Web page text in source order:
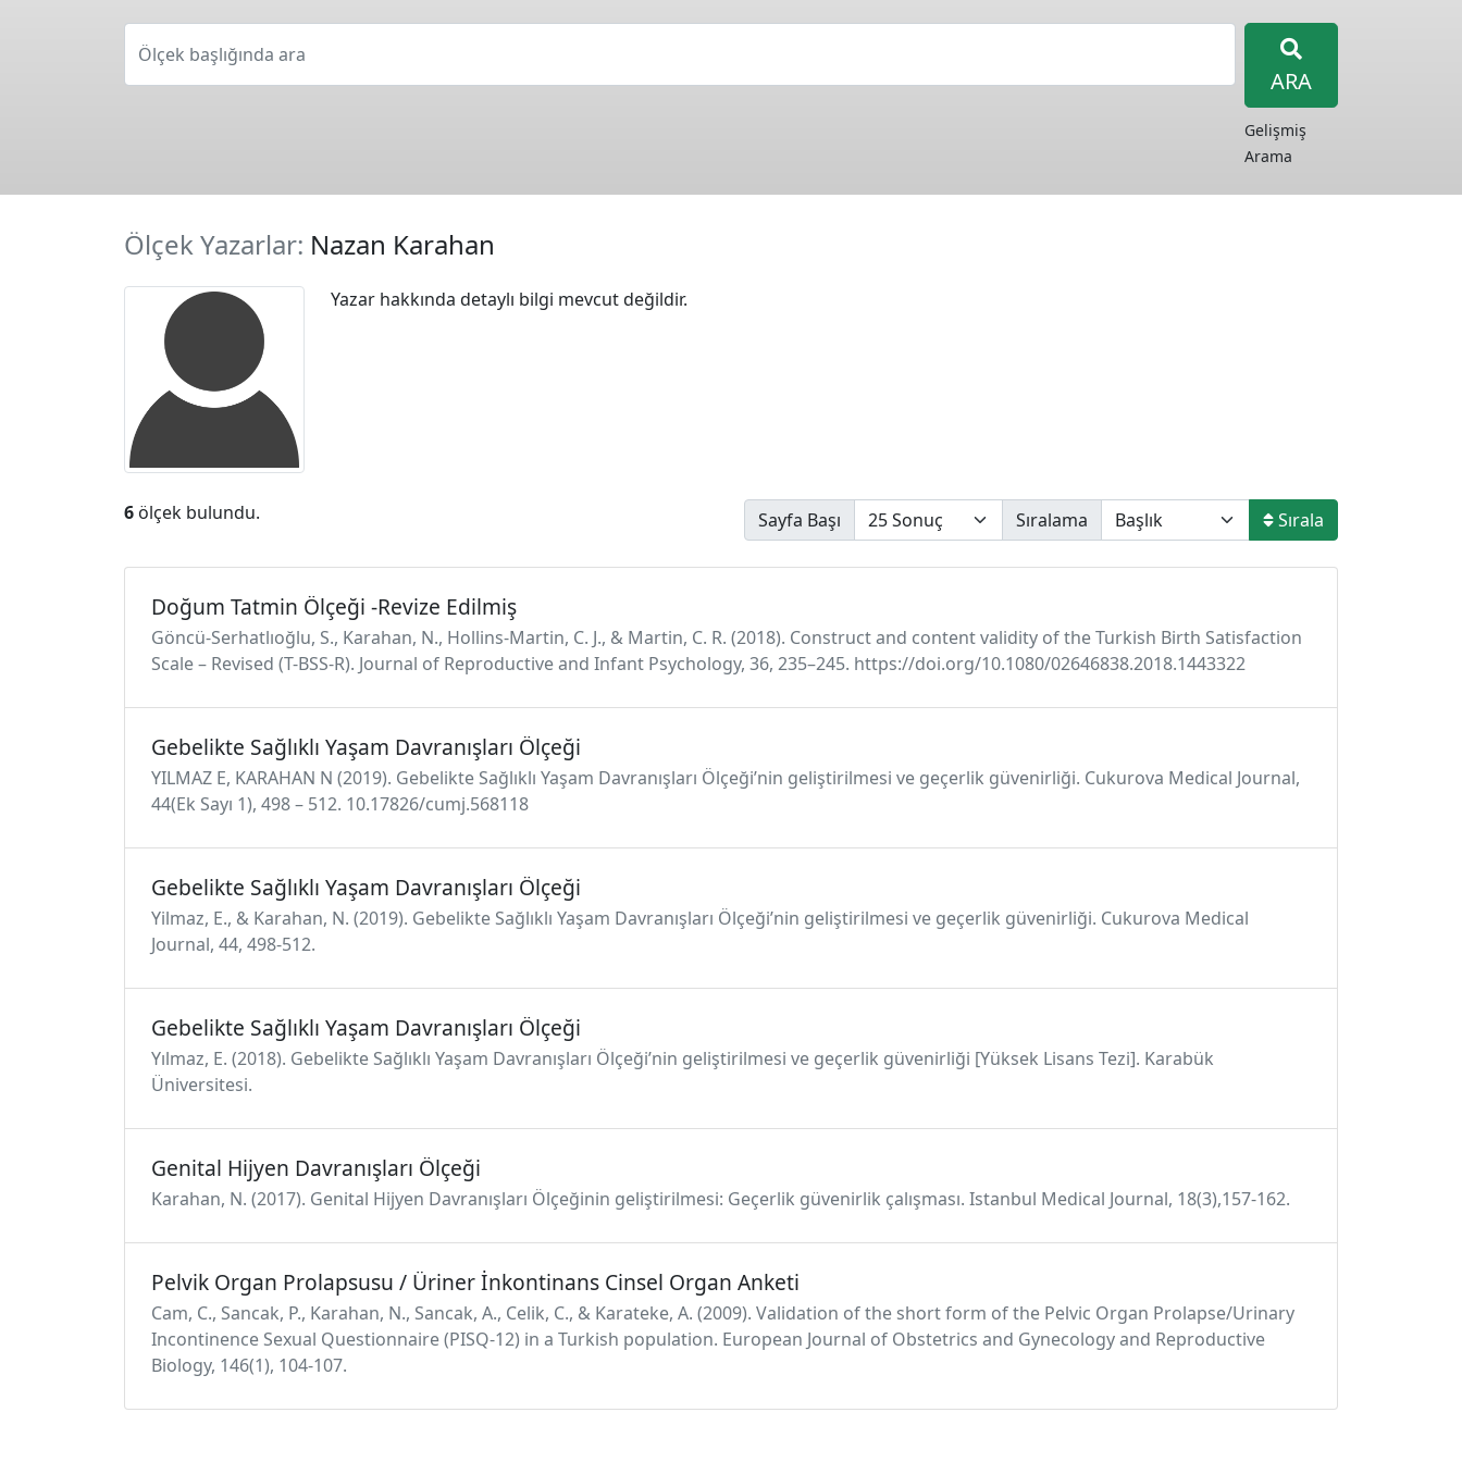
Ölçek başlığında ara
ARA
Gelişmiş
Arama
Ölçek Yazarlar: Nazan Karahan
Yazar hakkında detaylı bilgi mevcut değildir.
6 ölçek bulundu. Sayfa Başı Sıralama Sırala
Doğum Tatmin Ölçeği -Revize Edilmiş
Göncü-Serhatlıoğlu, S., Karahan, N., Hollins-Martin, C. J., & Martin, C. R. (2018). Construct and content validity of the Turkish Birth Satisfaction
Scale – Revised (T-BSS-R). Journal of Reproductive and Infant Psychology, 36, 235–245. https://doi.org/10.1080/02646838.2018.1443322
Gebelikte Sağlıklı Yaşam Davranışları Ölçeği
YILMAZ E, KARAHAN N (2019). Gebelikte Sağlıklı Yaşam Davranışları Ölçeği’nin geliştirilmesi ve geçerlik güvenirliği. Cukurova Medical Journal,
44(Ek Sayı 1), 498 – 512. 10.17826/cumj.568118
Gebelikte Sağlıklı Yaşam Davranışları Ölçeği
Yilmaz, E., & Karahan, N. (2019). Gebelikte Sağlıklı Yaşam Davranışları Ölçeği’nin geliştirilmesi ve geçerlik güvenirliği. Cukurova Medical
Journal, 44, 498-512.
Gebelikte Sağlıklı Yaşam Davranışları Ölçeği
Yılmaz, E. (2018). Gebelikte Sağlıklı Yaşam Davranışları Ölçeği’nin geliştirilmesi ve geçerlik güvenirliği [Yüksek Lisans Tezi]. Karabük
Üniversitesi.
Genital Hijyen Davranışları Ölçeği
Karahan, N. (2017). Genital Hijyen Davranışları Ölçeğinin geliştirilmesi: Geçerlik güvenirlik çalışması. Istanbul Medical Journal, 18(3),157-162.
Pelvik Organ Prolapsusu / Üriner İnkontinans Cinsel Organ Anketi
Cam, C., Sancak, P., Karahan, N., Sancak, A., Celik, C., & Karateke, A. (2009). Validation of the short form of the Pelvic Organ Prolapse/Urinary
Incontinence Sexual Questionnaire (PISQ-12) in a Turkish population. European Journal of Obstetrics and Gynecology and Reproductive
Biology, 146(1), 104-107.